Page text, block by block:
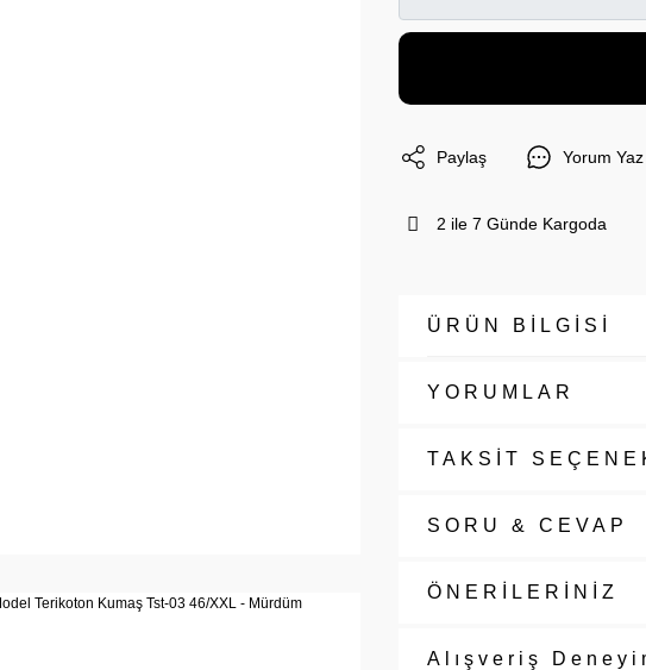
Paylaş Yorum Yaz
2 ile 7 Günde Kargoda
ÜRÜN BİLGİSİ
YORUMLAR
TAKSİT
SORU & CEVAP
ÖNERİLERİNİZ
Alışveriş